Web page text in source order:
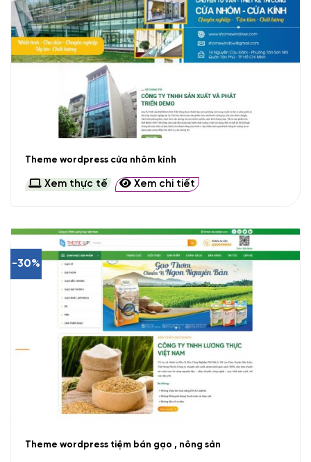
Theme wordpress cửa nhôm kính
Xem thực tế Xem chi tiết
-30%
Theme wordpress tiệm bán gạo , nông sản